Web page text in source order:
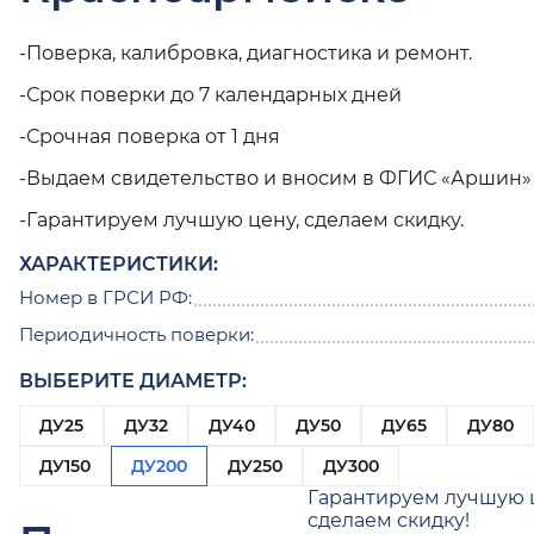
-Поверка, калибровка, диагностика и ремонт.
-Срок поверки до 7 календарных дней
-Срочная поверка от 1 дня
-Выдаем свидетельство и вносим в ФГИС «Аршин»
-Гарантируем лучшую цену, сделаем скидку.
ХАРАКТЕРИСТИКИ:
Номер в ГРСИ РФ:
Периодичность поверки:
ВЫБЕРИТЕ ДИАМЕТР:
ДУ25 ДУ32 ДУ40 ДУ50 ДУ65
ДУ80
ДУ150
ДУ200 ДУ250 ДУ300
Гарантируем лучшую
сделаем скидку!